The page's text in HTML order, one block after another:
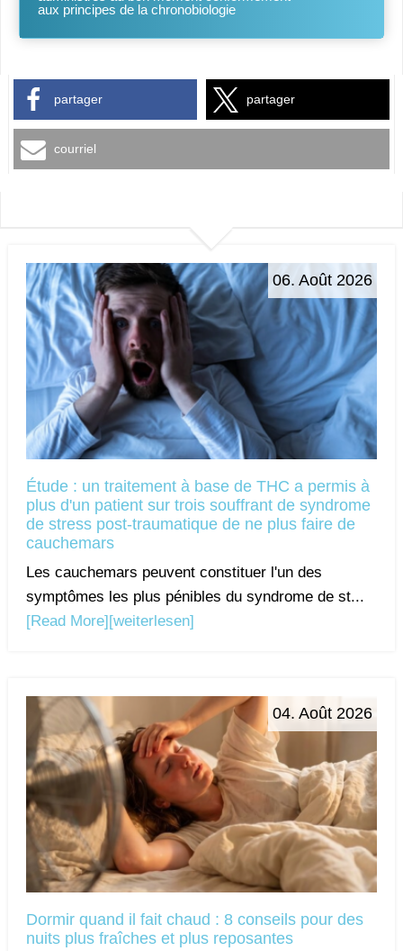
aux principes de la chronobiologie
partager partager
courriel
06. Août 2026
Étude : un traitement à base de THC a permis à
plus d'un patient sur trois souffrant de syndrome
de stress post-traumatique de ne plus faire de
cauchemars
Les cauchemars peuvent constituer l'un des
symptômes les plus pénibles du syndrome de st...
[Read More][weiterlesen]
04. Août 2026
Dormir quand il fait chaud : 8 conseils pour des
nuits plus fraîches et plus reposantes